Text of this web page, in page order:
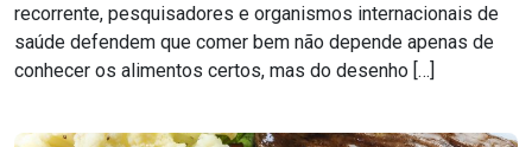
recorrente, pesquisadores e organismos internacionais de
saúde defendem que comer bem não depende apenas de
conhecer os alimentos certos, mas do desenho […]